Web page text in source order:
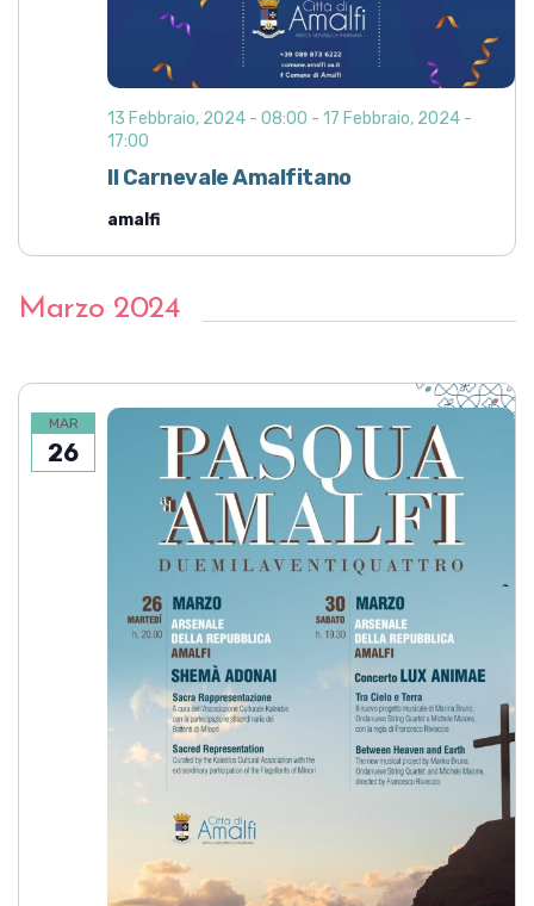
Il Carnevale Amalfitano
13 Febbraio, 2024 - 08:00 - 17 Febbraio, 2024 -
17:00
amalfi
Marzo 2024
MAR
26